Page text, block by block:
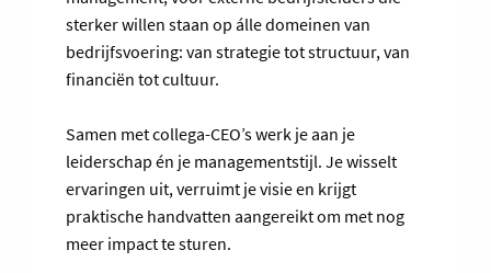
sterker willen staan op álle domeinen van
bedrijfsvoering: van strategie tot structuur, van
financiën tot cultuur.
Samen met collega-CEO’s werk je aan je
leiderschap én je managementstijl. Je wisselt
ervaringen uit, verruimt je visie en krijgt
praktische handvatten aangereikt om met nog
meer impact te sturen.